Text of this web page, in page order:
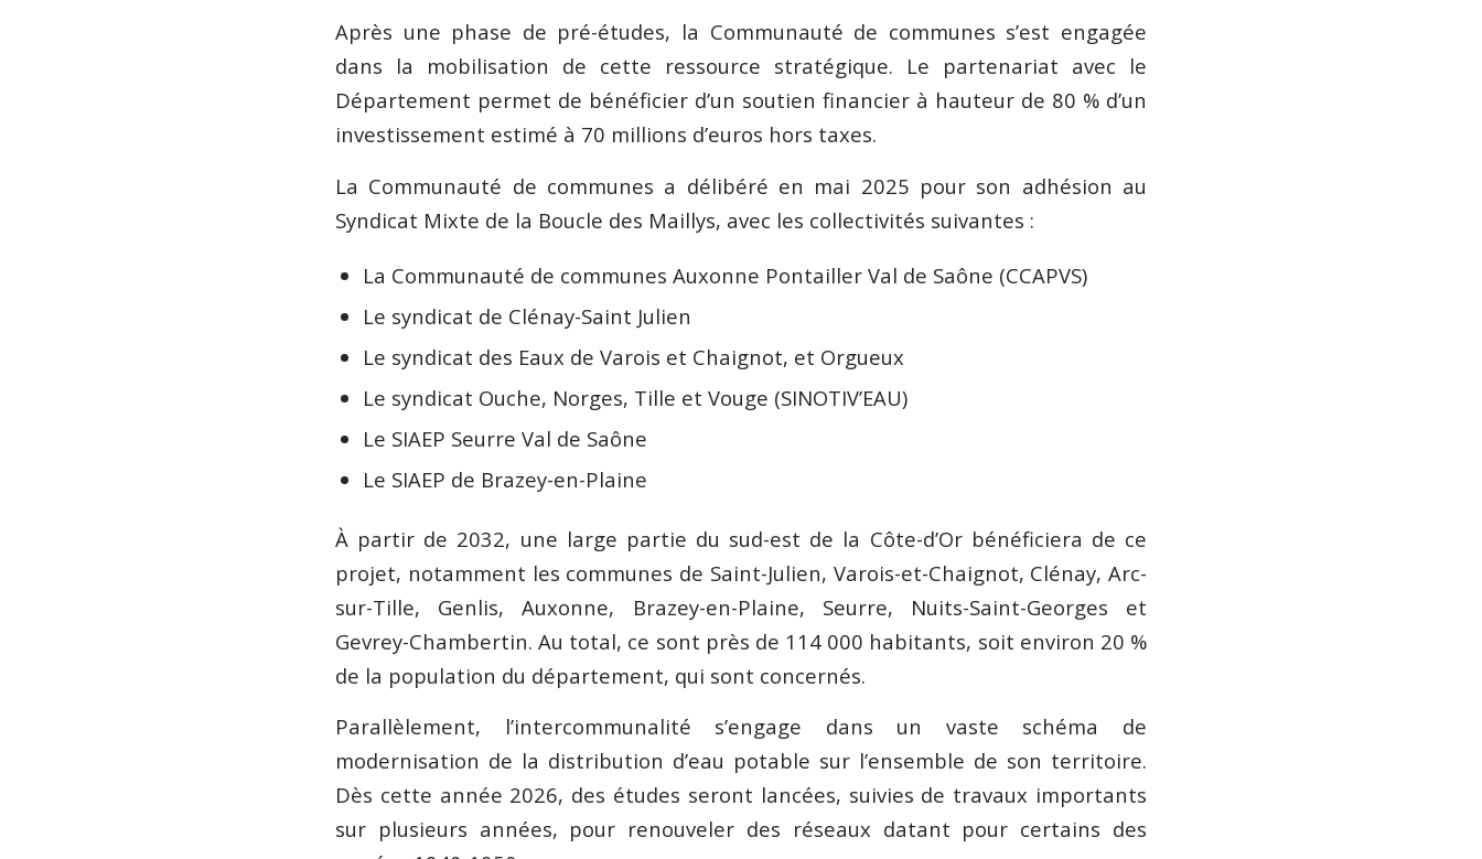
Après une phase de pré-études, la Communauté de communes s’est engagée
dans la mobilisation de cette ressource stratégique. Le partenariat avec le
Département permet de bénéficier d’un soutien financier à hauteur de 80 % d’un
investissement estimé à 70 millions d’euros hors taxes.
La Communauté de communes a délibéré en mai 2025 pour son adhésion au
Syndicat Mixte de la Boucle des Maillys, avec les collectivités suivantes :
La Communauté de communes Auxonne Pontailler Val de Saône (CCAPVS)
Le syndicat de Clénay-Saint Julien
Le syndicat des Eaux de Varois et Chaignot, et Orgueux
Le syndicat Ouche, Norges, Tille et Vouge (SINOTIV’EAU)
Le SIAEP Seurre Val de Saône
Le SIAEP de Brazey-en-Plaine
À partir de 2032, une large partie du sud-est de la Côte-d’Or bénéficiera de ce
projet, notamment les communes de Saint-Julien, Varois-et-Chaignot, Clénay, Arc-
sur-Tille, Genlis, Auxonne, Brazey-en-Plaine, Seurre, Nuits-Saint-Georges et
Gevrey-Chambertin. Au total, ce sont près de 114 000 habitants, soit environ 20 %
de la population du département, qui sont concernés.
Parallèlement, l’intercommunalité s’engage dans un vaste schéma de
modernisation de la distribution d’eau potable sur l’ensemble de son territoire.
Dès cette année 2026, des études seront lancées, suivies de travaux importants
sur plusieurs années, pour renouveler des réseaux datant pour certains des